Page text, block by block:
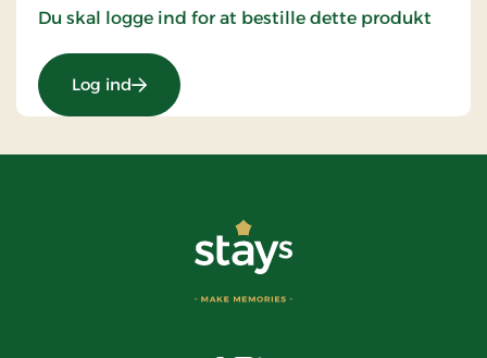
Du skal logge ind for at bestille dette produkt
Log ind